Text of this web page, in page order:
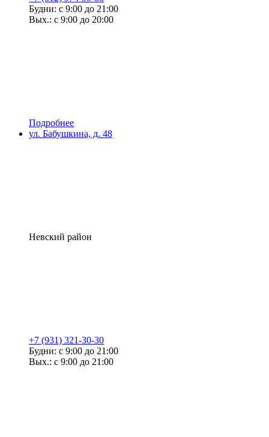
Будни: с 9:00 до 21:00
Вых.: с 9:00 до 20:00
Подробнее
ул. Бабушкина, д. 48
Невский район
+7 (931) 321-30-30
Будни: с 9:00 до 21:00
Вых.: с 9:00 до 21:00